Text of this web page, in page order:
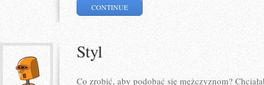
CONTINUE
Styl
Co zrobić, aby podobać się mężczyznom?